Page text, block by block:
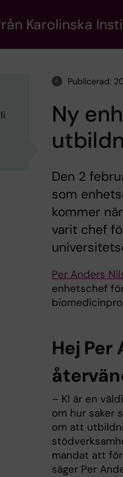
Karolinska
Publicerad:
Ny
Den 2
som
kommer
varit chef
Per Anders
enhetschef
Hej
– KI är en
om hur saker
om att
mandat att
säger Per